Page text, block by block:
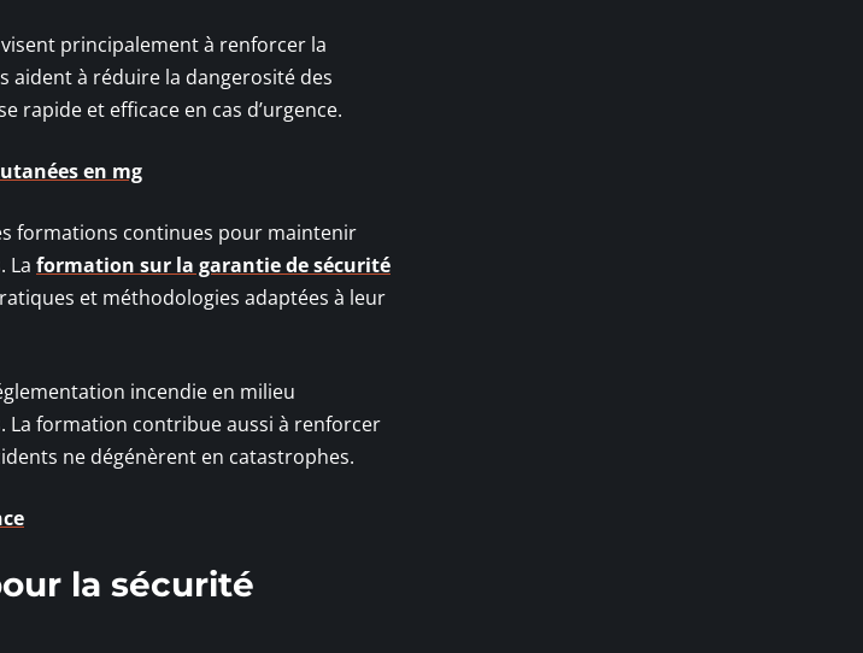
principalement à renforcer la
aident à réduire la dangerosité des
rapide et efficace en cas d’urgence.
en mg
formations continues pour maintenir
La formation sur la garantie de sécurité
et méthodologies adaptées à leur
incendie en milieu
formation contribue aussi à renforcer
ne dégénèrent en catastrophes.
la sécurité